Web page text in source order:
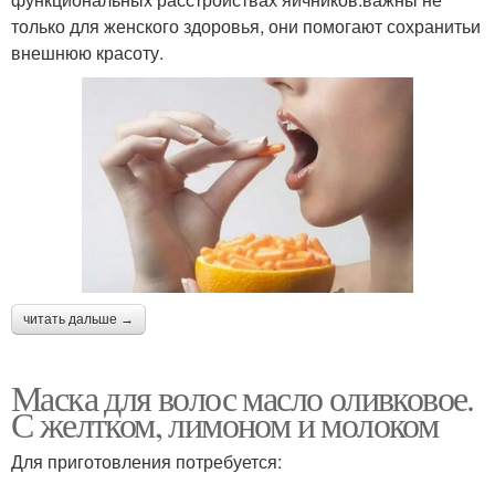
только для женского здоровья, они помогают сохранитьи
внешнюю красоту.
читать дальше →
Маска для волос масло оливковое.
С желтком, лимоном и молоком
Для приготовления потребуется: